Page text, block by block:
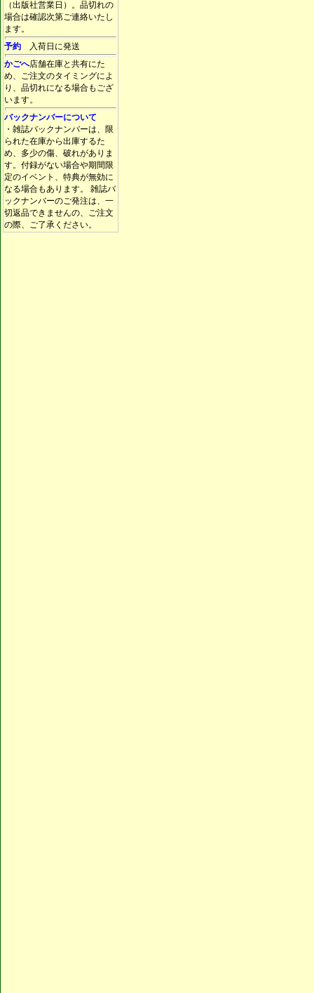
（出版社営業日）。品切れの
場合は確認次第ご連絡いたし
ます。
予約 入荷日に発送
かごへ店舗在庫と共有にた
め、ご注文のタイミングによ
り、品切れになる場合もござ
います。
バックナンバーについて
・雑誌バックナンバーは、限
られた在庫から出庫するた
め、多少の傷、破れがありま
す。付録がない場合や期間限
定のイベント、特典が無効に
なる場合もあります。 雑誌バ
ックナンバーのご発注は、一
切返品できませんの、ご注文
の際、ご了承ください。